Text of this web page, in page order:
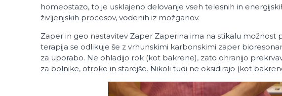
homeostazo, to je usklajeno delovanje vseh telesnih in
življenjskih procesov, vodenih iz možganov.
Zaper in geo nastavitev Zaper Zaperina ima na stikalu
terapija se odlikuje še z vrhunskimi karbonskimi zaper
za uporabo. Ne ohladijo rok (kot bakrene), zato ohranijo
za bolnike, otroke in starejše. Nikoli tudi ne oksidirajo (kot